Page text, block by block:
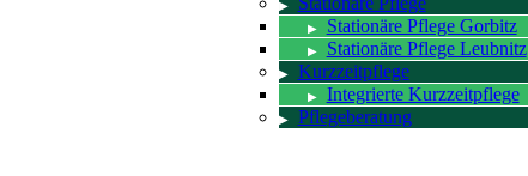
Stationäre Pflege Gorbitz
Stationäre Pflege Leubnitz
Kurzzeitpflege
Integrierte Kurzzeitpflege
Pflegeberatung